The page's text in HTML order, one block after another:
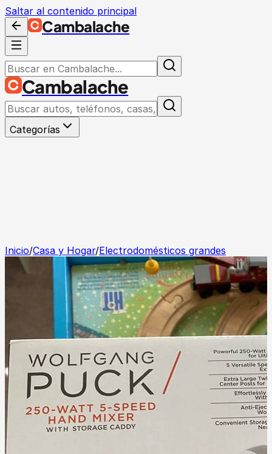
Saltar al contenido principal
Cambalache
Cambalache
Categorías
Inicio/Casa y Hogar/Electrodomésticos grandes